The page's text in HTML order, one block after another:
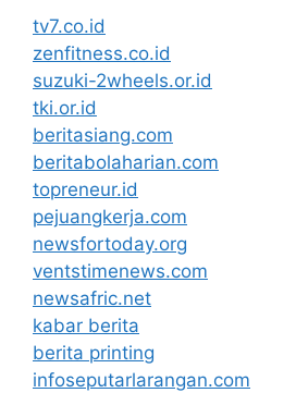
tv7.co.id
zenfitness.co.id
suzuki-2wheels.or.id
tki.or.id
beritasiang.com
beritabolaharian.com
topreneur.id
pejuangkerja.com
newsfortoday.org
ventstimenews.com
newsafric.net
kabar berita
berita printing
infoseputarlarangan.com